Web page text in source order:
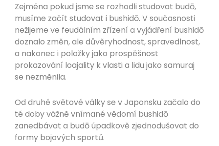
Zejména pokud jsme se rozhodli studovat budō,
musíme začít studovat i bushidō. V současnosti
nežijeme ve feudálním zřízení a vyjádření bushidō
doznalo změn, ale důvěryhodnost, spravedlnost,
a nakonec i položky jako prospěšnost
prokazování loajality k vlasti a lidu jako samuraj
se nezměnila.
Od druhé světové války se v Japonsku začalo do
té doby vážně vnímané vědomí bushidō
zanedbávat a budō úpadkově zjednodušovat do
formy bojových sportů.